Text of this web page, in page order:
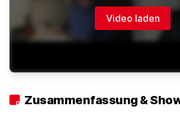
Video laden
Zusammenfassung &